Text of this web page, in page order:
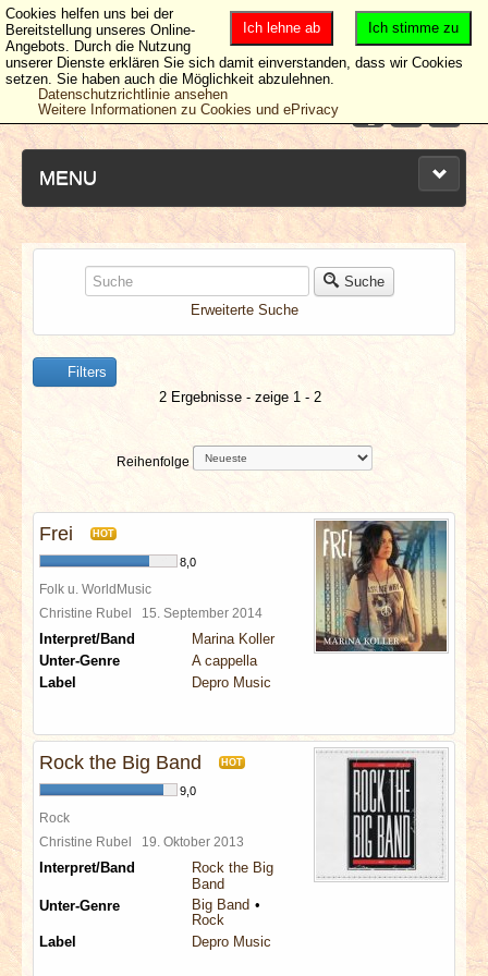
MENU
NEUESTE ARTIKEL
NEWS & DATES
BERICHTE
SPECIALS
REDAKTION
LINKS
Suche
Erweiterte Suche
Filters
2 Ergebnisse - zeige 1 - 2
Reihenfolge
Frei HOT
8,0
Folk u. WorldMusic
Christine Rubel 15. September 2014
Interpret/Band
Marina Koller
Unter-Genre
A cappella
Label
Depro Music
Rock the Big Band HOT
9,0
Rock
Christine Rubel 19. Oktober 2013
Interpret/Band
Rock the Big
Band
Unter-Genre
Big Band
Rock
Label
Depro Music
Ich stimme zu
Ich lehne ab
Cookies helfen uns bei der
Bereitstellung unseres Online-
Angebots. Durch die Nutzung
unserer Dienste erklären Sie sich damit einverstanden, dass wir Cookies
setzen. Sie haben auch die Möglichkeit abzulehnen.
Datenschutzrichtlinie ansehen
Weitere Informationen zu Cookies und ePrivacy